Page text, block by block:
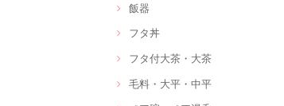
飯器
フタ丼
フタ付大茶・大茶
毛料・大平・中平